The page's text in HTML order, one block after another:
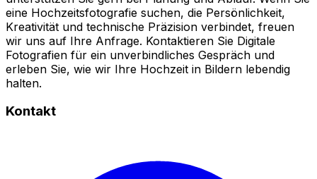
eine Hochzeitsfotografie suchen, die Persönlichkeit,
Kreativität und technische Präzision verbindet, freuen
wir uns auf Ihre Anfrage. Kontaktieren Sie Digitale
Fotografien für ein unverbindliches Gespräch und
erleben Sie, wie wir Ihre Hochzeit in Bildern lebendig
halten.
Kontakt